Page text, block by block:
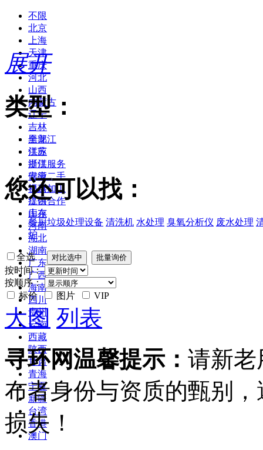
不限
北京
上海
天津
重庆
河北
山西
内蒙古
辽宁
吉林
黑龙江
江苏
浙江
安徽
福建
江西
山东
河南
湖北
湖南
广东
广西
海南
四川
贵州
云南
西藏
陕西
甘肃
青海
宁夏
新疆
台湾
香港
澳门
展开
类型：
全部
供应
提供服务
供应二手
提供加工
提供合作
库存
您还可以找：
餐厨垃圾处理设备 清洗机 水处理 臭氧分析仪 废水处理
炉
全选
按时间：
按顺序：
标价
图片 VIP
大图 列表
寻环网温馨提示： 请新老
布者身份与资质的甄别
损失！